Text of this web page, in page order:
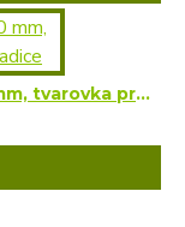
PE 20 mm T-kus vne - 20 x 3/4 x 20 mm, tvarovka pro distribuční a zavlažovací hadice